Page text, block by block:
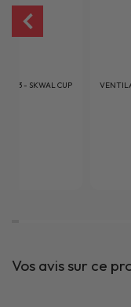
I3 - SKWAL CUP
Vos avis sur ce